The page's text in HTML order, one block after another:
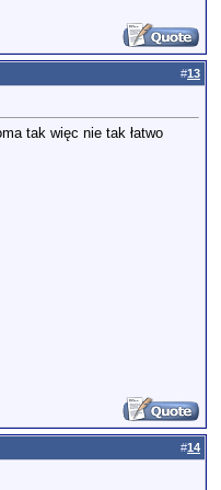
#13
tak więc nie tak łatwo
#14